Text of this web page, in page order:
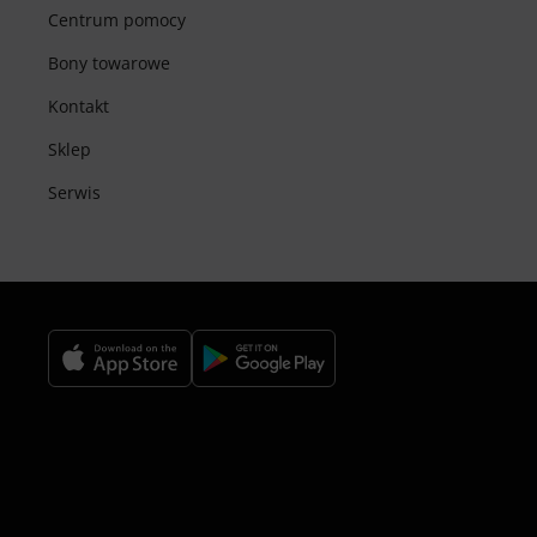
Centrum pomocy
Bony towarowe
Kontakt
Sklep
Serwis